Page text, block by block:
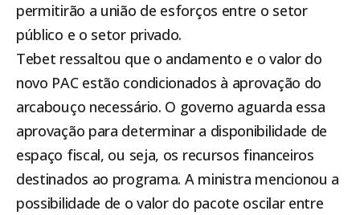
permitirão a união de esforços entre o setor
público e o setor privado.
Tebet ressaltou que o andamento e o valor do
novo PAC estão condicionados à aprovação do
arcabouço necessário. O governo aguarda essa
aprovação para determinar a disponibilidade de
espaço fiscal, ou seja, os recursos financeiros
destinados ao programa. A ministra mencionou a
possibilidade de o valor do pacote oscilar entre